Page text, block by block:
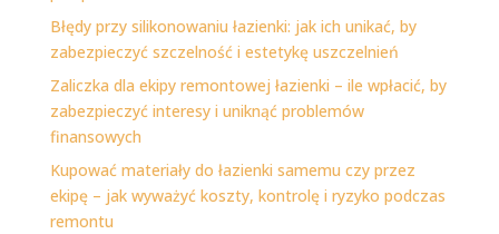
Błędy przy silikonowaniu łazienki: jak ich unikać, by
zabezpieczyć szczelność i estetykę uszczelnień
Zaliczka dla ekipy remontowej łazienki – ile wpłacić, by
zabezpieczyć interesy i uniknąć problemów
finansowych
Kupować materiały do łazienki samemu czy przez
ekipę – jak wyważyć koszty, kontrolę i ryzyko podczas
remontu